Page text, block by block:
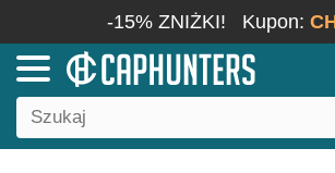
-15% ZNIŻKI! Kupon: